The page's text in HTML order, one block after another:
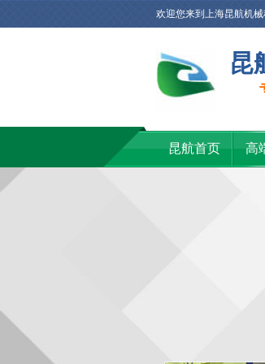
欢迎您来到上海昆航机
昆
昆航首页 高